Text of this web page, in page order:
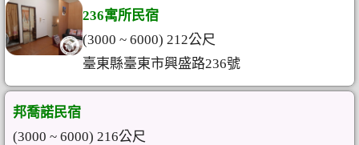
236寓所民宿
(3000 ~ 6000) 212公尺
臺東縣臺東市興盛路236號
邦喬諾民宿
(3000 ~ 6000) 216公尺